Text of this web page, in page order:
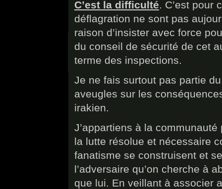
C’est la difficulté . C’est
déflagration ne sont pas
raison d’insister avec force
du conseil de sécurité de cet
terme des inspections.
Je ne fais surtout pas partie
aveugles sur les
irakien.
J’appartiens à la
la lutte résolue et nécessaire
fanatisme se construisent et
l’adversaire qu’on cherche à
que lui. En veillant à associer